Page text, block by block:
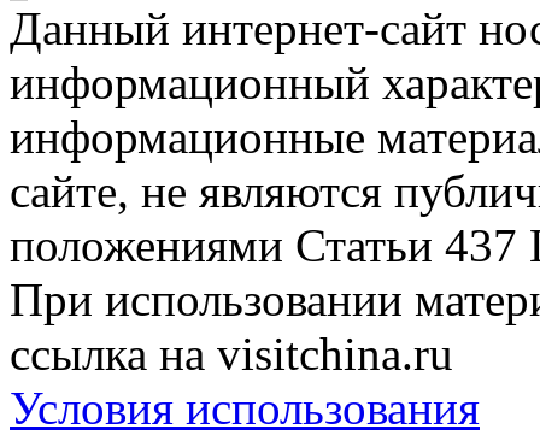
Данный интернет-сайт
информационный
информационные
сайте, не являются
положениями Статьи 437
При использовании
ссылка на visitchina.ru
Условия использования